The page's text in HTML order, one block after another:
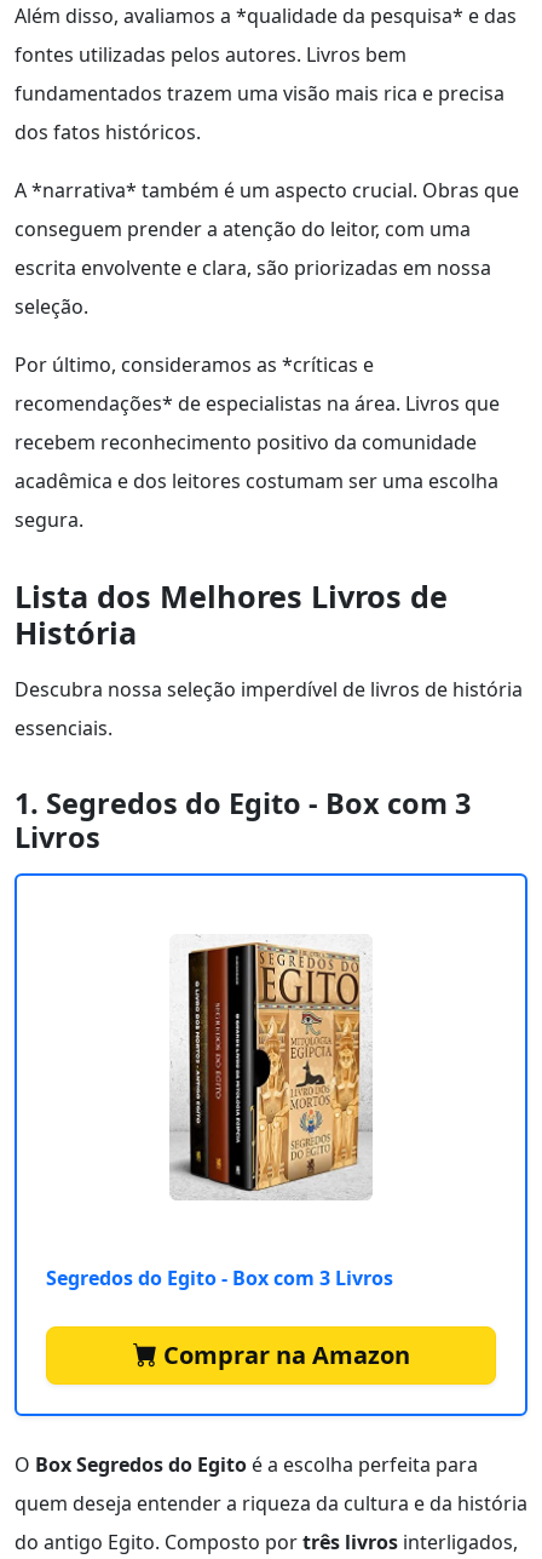
Além disso, avaliamos a *qualidade da pesquisa* e das
fontes utilizadas pelos autores. Livros bem
fundamentados trazem uma visão mais rica e precisa
dos fatos históricos.
A *narrativa* também é um aspecto crucial. Obras que
conseguem prender a atenção do leitor, com uma
escrita envolvente e clara, são priorizadas em nossa
seleção.
Por último, consideramos as *críticas e
recomendações* de especialistas na área. Livros que
recebem reconhecimento positivo da comunidade
acadêmica e dos leitores costumam ser uma escolha
segura.
Lista dos Melhores Livros de
História
Descubra nossa seleção imperdível de livros de história
essenciais.
1. Segredos do Egito - Box com 3
Livros
Segredos do Egito - Box com 3 Livros
Comprar na Amazon
O Box Segredos do Egito é a escolha perfeita para
quem deseja entender a riqueza da cultura e da história
do antigo Egito. Composto portrês livros interligados,